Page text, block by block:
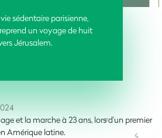
sédentaire parisienne,
un voyage de huit
Jérusalem.
et la marche à 23 ans, lors d’un premier
Amérique latine.